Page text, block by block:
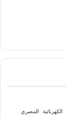
الكهربائية المصري